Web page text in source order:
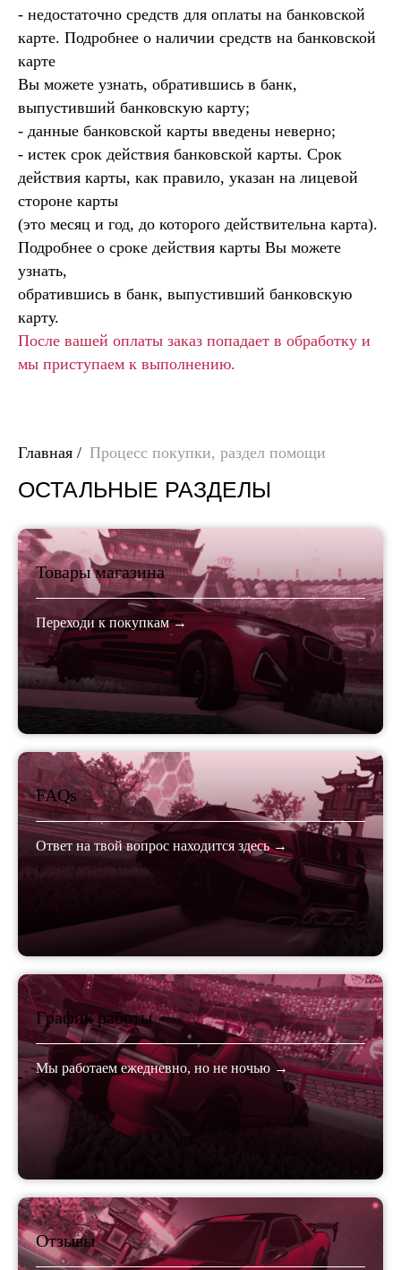
- недостаточно средств для оплаты на банковской
карте. Подробнее о наличии средств на банковской
карте
Вы можете узнать, обратившись в банк,
выпустивший банковскую карту;
- данные банковской карты введены неверно;
- истек срок действия банковской карты. Срок
действия карты, как правило, указан на лицевой
стороне карты
(это месяц и год, до которого действительна карта).
Подробнее о сроке действия карты Вы можете
узнать,
обратившись в банк, выпустивший банковскую
карту.
После вашей оплаты заказ попадает в обработку и
мы приступаем к выполнению.
Главная / Процесс покупки, раздел помощи
ОСТАЛЬНЫЕ РАЗДЕЛЫ
Товары магазина
Переходи к покупкам →
FAQs
Ответ на твой вопрос находится здесь →
График работы
Мы работаем ежедневно, но не ночью →
Отзывы